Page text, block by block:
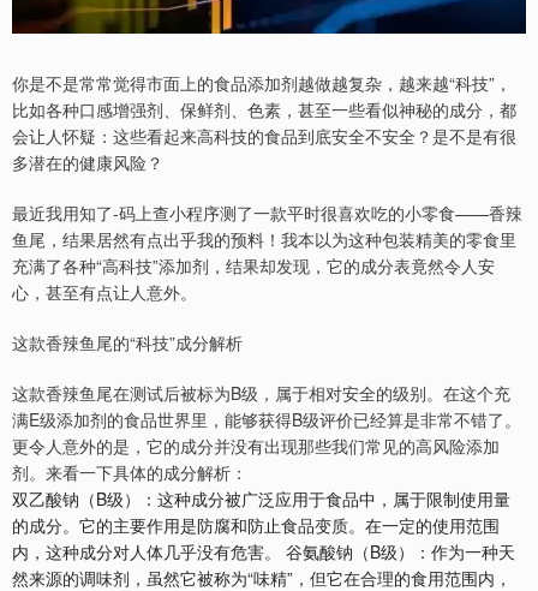
你是不是常常觉得市面上的食品添加剂越做越复杂，越来越“科技”，
比如各种口感增强剂、保鲜剂、色素，甚至一些看似神秘的成分，都
会让人怀疑：这些看起来高科技的食品到底安全不安全？是不是有很
多潜在的健康风险？
最近我用知了-码上查小程序测了一款平时很喜欢吃的小零食——香辣
鱼尾，结果居然有点出乎我的预料！我本以为这种包装精美的零食里
充满了各种“高科技”添加剂，结果却发现，它的成分表竟然令人安
心，甚至有点让人意外。
这款香辣鱼尾的“科技”成分解析
这款香辣鱼尾在测试后被标为B级，属于相对安全的级别。在这个充
满E级添加剂的食品世界里，能够获得B级评价已经算是非常不错了。
更令人意外的是，它的成分并没有出现那些我们常见的高风险添加
剂。来看一下具体的成分解析：
双乙酸钠（B级）：这种成分被广泛应用于食品中，属于限制使用量
的成分。它的主要作用是防腐和防止食品变质。在一定的使用范围
内，这种成分对人体几乎没有危害。 谷氨酸钠（B级）：作为一种天
然来源的调味剂，虽然它被称为“味精”，但它在合理的食用范围内，